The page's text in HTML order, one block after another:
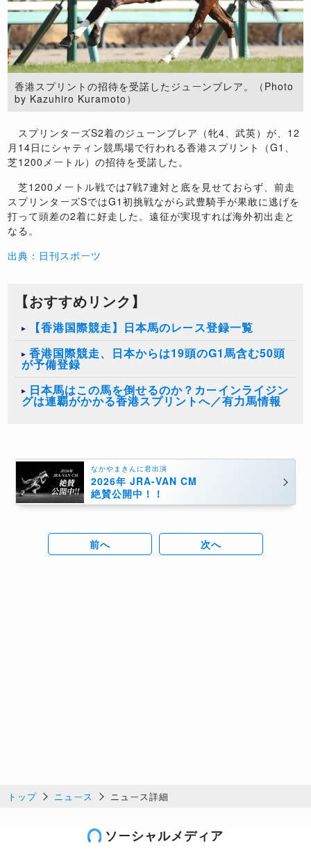
香港スプリントの招待を受諾したジューンブレア。（Photo
by Kazuhiro Kuramoto）
スプリンターズS2着のジューンブレア（牝4、武英）が、12
月14日にシャティン競馬場で行われる香港スプリント（G1、
芝1200メートル）の招待を受諾した。
芝1200メートル戦では7戦7連対と底を見せておらず、前走
スプリンターズSではG1初挑戦ながら武豊騎手が果敢に逃げを
打って頭差の2着に好走した。遠征が実現すれば海外初出走と
なる。
出典：日刊スポーツ
【おすすめリンク】
【香港国際競走】日本馬のレース登録一覧
香港国際競走、日本からは19頭のG1馬含む50頭
が予備登録
日本馬はこの馬を倒せるのか？カーインライジン
グは連覇がかかる香港スプリントへ／有力馬情報
なかやまきんに君出演
2026年 JRA-VAN CM
絶賛公開中！！
前へ 次へ
トップ ニュース ニュース詳細
ソーシャルメディア